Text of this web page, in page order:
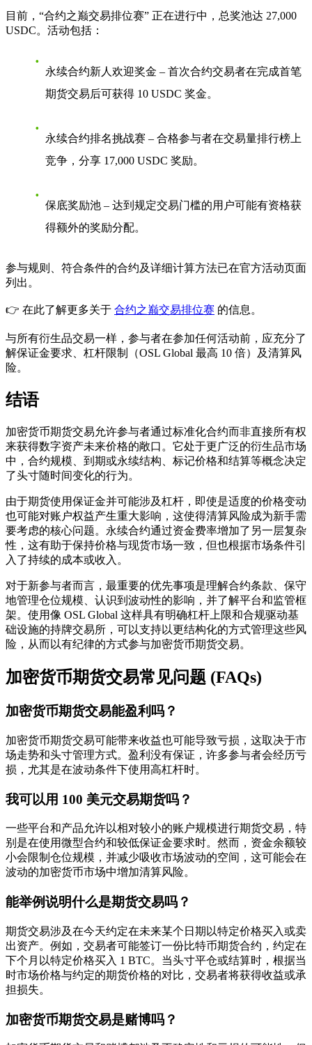
目前，“合约之巅交易排位赛” 正在进行中，总奖池达 27,000
USDC。活动包括：
永续合约新人欢迎奖金 – 首次合约交易者在完成首笔
期货交易后可获得 10 USDC 奖金。
永续合约排名挑战赛 – 合格参与者在交易量排行榜上
竞争，分享 17,000 USDC 奖励。
保底奖励池 – 达到规定交易门槛的用户可能有资格获
得额外的奖励分配。
参与规则、符合条件的合约及详细计算方法已在官方活动页面
列出。
👉 在此了解更多关于 合约之巅交易排位赛 的信息。
与所有衍生品交易一样，参与者在参加任何活动前，应充分了
解保证金要求、杠杆限制（OSL Global 最高 10 倍）及清算风
险。
结语
加密货币期货交易允许参与者通过标准化合约而非直接所有权
来获得数字资产未来价格的敞口。它处于更广泛的衍生品市场
中，合约规模、到期或永续结构、标记价格和结算等概念决定
了头寸随时间变化的行为。
由于期货使用保证金并可能涉及杠杆，即使是适度的价格变动
也可能对账户权益产生重大影响，这使得清算风险成为新手需
要考虑的核心问题。永续合约通过资金费率增加了另一层复杂
性，这有助于保持价格与现货市场一致，但也根据市场条件引
入了持续的成本或收入。
对于新参与者而言，最重要的优先事项是理解合约条款、保守
地管理仓位规模、认识到波动性的影响，并了解平台和监管框
架。使用像 OSL Global 这样具有明确杠杆上限和合规驱动基
础设施的持牌交易所，可以支持以更结构化的方式管理这些风
险，从而以有纪律的方式参与加密货币期货交易。
加密货币期货交易常见问题 (FAQs)
加密货币期货交易能盈利吗？
加密货币期货交易可能带来收益也可能导致亏损，这取决于市
场走势和头寸管理方式。盈利没有保证，许多参与者会经历亏
损，尤其是在波动条件下使用高杠杆时。
我可以用 100 美元交易期货吗？
一些平台和产品允许以相对较小的账户规模进行期货交易，特
别是在使用微型合约和较低保证金要求时。然而，资金余额较
小会限制仓位规模，并减少吸收市场波动的空间，这可能会在
波动的加密货币市场中增加清算风险。
能举例说明什么是期货交易吗？
期货交易涉及在今天约定在未来某个日期以特定价格买入或卖
出资产。例如，交易者可能签订一份比特币期货合约，约定在
下个月以特定价格买入 1 BTC。当头寸平仓或结算时，根据当
时市场价格与约定的期货价格的对比，交易者将获得收益或承
担损失。
加密货币期货交易是赌博吗？